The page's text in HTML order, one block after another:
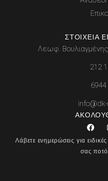
ΣΤΟΙΧΕΊΑ
Λεωφ. Βουλιαγμένης
212
F
a
c
e
b
Λάβετε ενημερώσεις για
σας